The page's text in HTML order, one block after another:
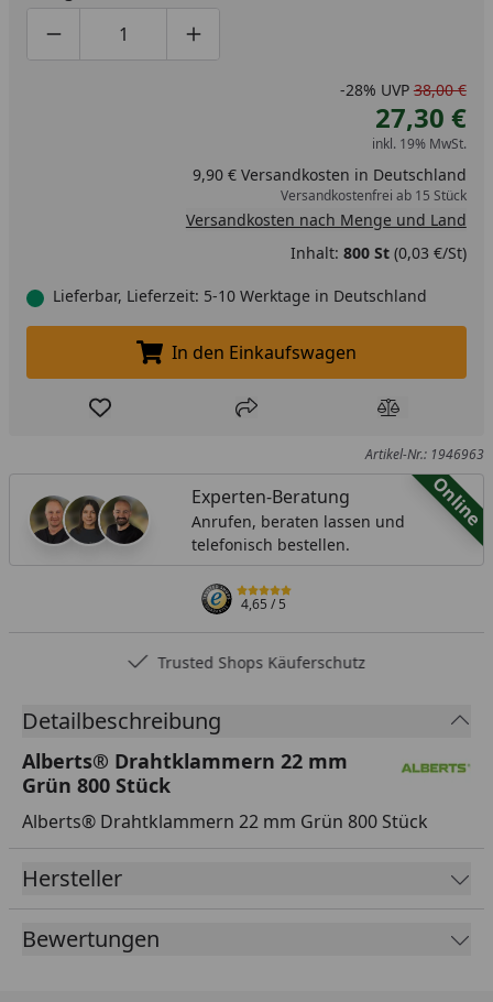
Produktmenge um eins verringern
Produktmenge manuell eingeben
Produktmenge um eins erhöhen
-28% UVP 38,00 €
27,30 €
inkl. 19% MwSt.
9,90 € Versandkosten in Deutschland
Versandkostenfrei ab 15 Stück
Versandkosten nach Menge und Land
Inhalt: 800 St(0,03 €/St)
Lieferbar, Lieferzeit: 5-10 Werktage in Deutschland
In den Einkaufswagen legen
In den Einkaufswagen
Produkt zur Wunschliste hinzufügen
Teilen Produkt
Artikel-Nr.: 1946963
Online
Experten-Beratung
Anrufen, beraten lassen und
telefonisch bestellen.
4,65/ 5
Trusted Shops Käuferschutz
Detailbeschreibung
Alberts® Drahtklammern 22 mm
Grün 800 Stück
Alberts® Drahtklammern 22 mm Grün 800 Stück
Hersteller
Bewertungen